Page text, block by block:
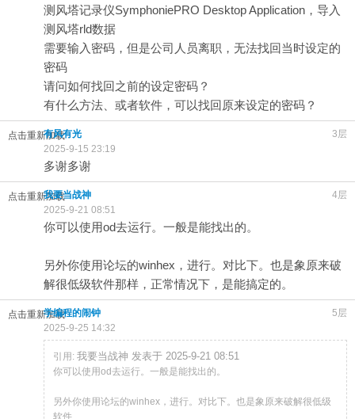
测风塔记录仪SymphoniePRO Desktop Application，导入
测风塔rld数据
需要输入密码，但是公司人员离职，无法找回当时设定的
密码
请问如何找回之前的设定密码？
有什么方法、或者软件，可以找回原来设定的密码？
点击重新加载 3层
有风有光
2025-9-15 23:19
多谢多谢
点击重新加载 4层
我要当战神
2025-9-21 08:51
你可以使用od去运行。一般是能找出的。
另外你使用论坛的winhex，进行。对比下。也是象原来破
解很低级软件那样，正常情况下，是能搞定的。
点击重新加载 5层
学编程的闹钟
2025-9-25 14:32
引用: 我要当战神 发表于 2025-9-21 08:51
你可以使用od去运行。一般是能找出的。
另外你使用论坛的winhex，进行。对比下。也是象原来破解很低级
软件 ...